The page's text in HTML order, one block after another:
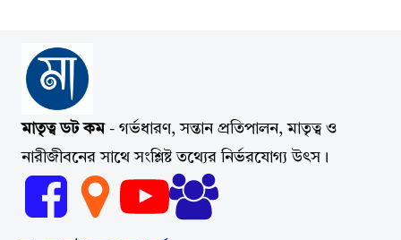
মাতৃত্ব ডট কম- গর্ভধারণ, সন্তান প্রতিপালন, মাতৃত্ব ও
নারীজীবনের সাথে সংশ্লিষ্ট তথ্যের নির্ভরযোগ্য উৎস।